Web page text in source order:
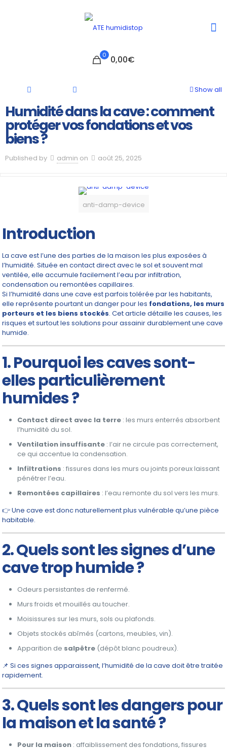
0 0,00€
Show all
Humidité dans la cave : comment
protéger vos fondations et vos
biens ?
Published by admin on août 25, 2025
anti-damp-device
Introduction
La cave est l’une des parties de la maison les plus exposées à
l’humidité. Située en contact direct avec le sol et souvent mal
ventilée, elle accumule facilement l’eau par infiltration,
condensation ou remontées capillaires.
Si l’humidité dans une cave est parfois tolérée par les habitants,
elle représente pourtant un danger pour les fondations, les murs
porteurs et les biens stockés. Cet article détaille les causes, les
risques et surtout les solutions pour assainir durablement une cave
humide.
1. Pourquoi les caves sont-
elles particulièrement
humides ?
Contact direct avec la terre : les murs enterrés absorbent
l’humidité du sol.
Ventilation insuffisante : l’air ne circule pas correctement,
ce qui accentue la condensation.
Infiltrations : fissures dans les murs ou joints poreux laissant
pénétrer l’eau.
Remontées capillaires : l’eau remonte du sol vers les murs.
👉 Une cave est donc naturellement plus vulnérable qu’une pièce
habitable.
2. Quels sont les signes d’une
cave trop humide ?
Odeurs persistantes de renfermé.
Murs froids et mouillés au toucher.
Moisissures sur les murs, sols ou plafonds.
Objets stockés abîmés (cartons, meubles, vin).
Apparition de salpêtre (dépôt blanc poudreux).
📌 Si ces signes apparaissent, l’humidité de la cave doit être traitée
rapidement.
3. Quels sont les dangers pour
la maison et la santé ?
Pour la maison : affaiblissement des fondations, fissures